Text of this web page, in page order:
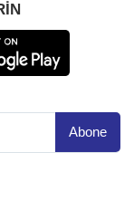
Abone